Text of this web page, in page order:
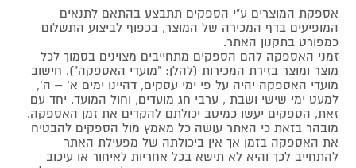
אספקת המוצרים ע"י הספקים תתבצע בהתאם לתנאים
המופיעים בדף המכירה של המוצר, בכפוף לביצוע התשלום
כמפורט בתקנון האתר.
זמני האספקה להם הספקים מתחייבים מצוינים בסמוך לכל
מוצר ומוצר בזירת המכירות (להלן: "מועדי האספקה"). חישוב
מועדי האספקה יהיה על פי ימי עסקים, דהיינו ימים א' – ה',
למעט ימי שישי ושבת , ערבי חג מועדים, וחול המועד. יחד עם
זאת, הספקים יעשו כמיטב יכולתם להקדים את זמן האספקה.
מובהר בזאת כי האתר עושה כל מאמץ מול הספקים להבטיח
את האספקה בזמן אך אין ביכולתה של מפעילת האתר
להתחייב לכך והיא לא תישא בכל אחריות לאיחור או עיכוב